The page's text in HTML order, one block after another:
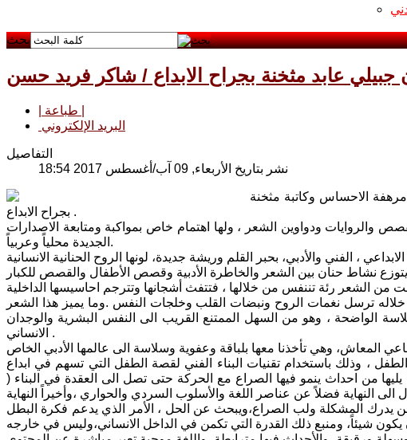
بحث
جبيلي عابد مثخنة بجراح الابداع / شاكر فريد حسن
البريد الإلكتروني
التفاصيل
نشر بتاريخ الأربعاء, 09 آب/أغسطس 2017 18:54
الاحساس وكاتبة مثخنة
بجراح الابداع .
والروايات ودواوين الشعر ، ولها اهتمام خاص بمواكبة ومتابعة الاصدارات
الجديدة محلياً وعربياً.
ترسل نغمات الروح ونبضات القلب وخلجات النفس .وما يميز هذا الشعر
الواضحة ، وهو من السهل الممتنع القريب الى النفس البشرية والوجدان
الانساني .
، وذلك باستخدام تقنيات البناء الفني لقصة الطفل التي تسهم في ابداع
من احداث ينمو فيها الصراع مع الحركة حتى تصل الى العقدة في البناء (
المشكلة ولب الصراع،ويبحث عن الحل ، الأمر الذي يدعم فكرة البطل